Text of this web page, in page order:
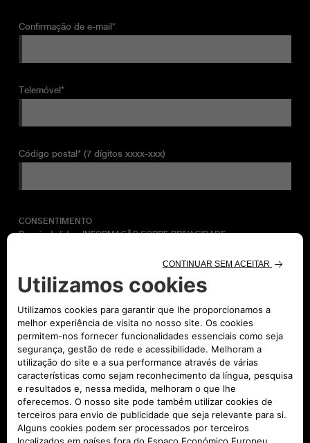
Confirmação de e-mail*
Telemóvel*
Código postal* (7 dígitos xxxx-xxx)
CONSENTIMENTO
Depois de lida aINFORMAÇÃO SOBRE PRIVACIDADE:
Não autorizo
Para atividades de marketing
Autorizo
Não autorizo
Para avaliação de perfil